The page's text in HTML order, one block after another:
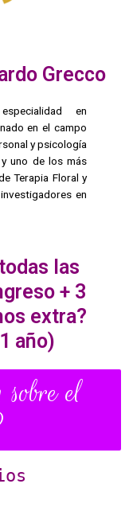
Grecco
en
en el campo
y psicología
uno de los más
Terapia Floral y
en
las
+ 3
extra?
año)
el